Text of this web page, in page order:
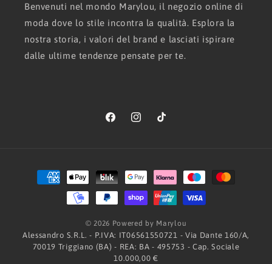
Benvenuti nel mondo Marylou, il negozio online di
moda dove lo stile incontra la qualità. Esplora la
nostra storia, i valori del brand e lasciati ispirare
dalle ultime tendenze pensate per te.
FacebookInstagramTikTok
Metodi
di
pagamento
© 2026 Powered by Marylou
Alessandro S.R.L. - P.IVA: IT06561550721 - Via Dante 160/A,
70019 Triggiano (BA) - REA: BA - 495753 - Cap. Sociale
10.000,00 €